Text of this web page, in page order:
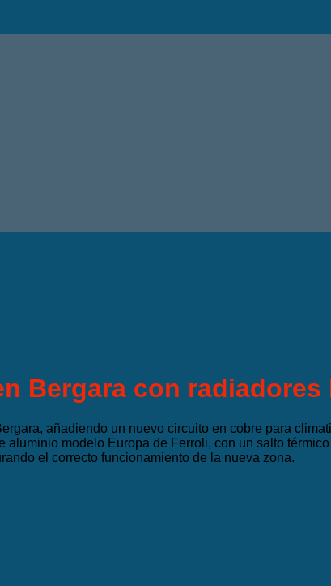
Bergara con radiadores
añadiendo un nuevo circuito en cobre para
modelo Europa de Ferroli, con un salto
el correcto funcionamiento de la nueva zona.